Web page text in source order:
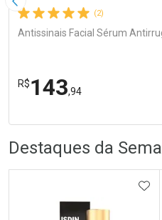
Imagem Anterior
(2)
Antissinais Facial Sérum
R$143,94
Laboratório
Por Menos
Destaques da